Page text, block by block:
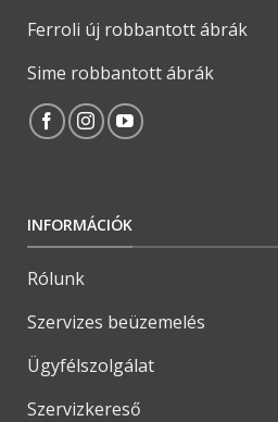
Ferroli új robbantott ábrák
Sime robbantott ábrák
INFORMÁCIÓK
Rólunk
Szervizes beüzemelés
Ügyfélszolgálat
Szervizkereső